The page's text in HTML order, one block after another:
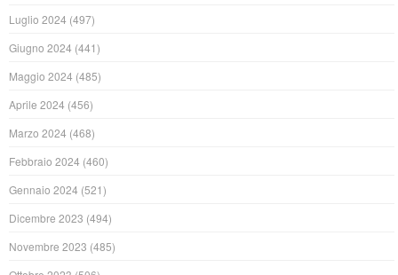
Luglio 2024 (497)
Giugno 2024 (441)
Maggio 2024 (485)
Aprile 2024 (456)
Marzo 2024 (468)
Febbraio 2024 (460)
Gennaio 2024 (521)
Dicembre 2023 (494)
Novembre 2023 (485)